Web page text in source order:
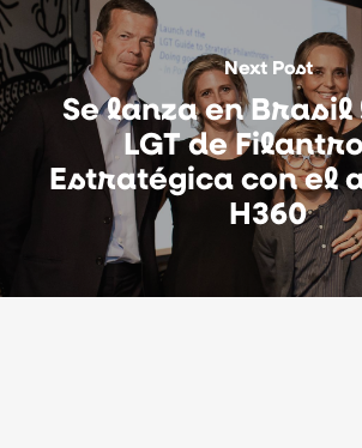
Next Post
Se lanza en Brasil
LGT de
Estratégica con el
H360